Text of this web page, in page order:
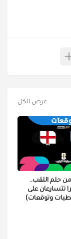
عرض الكل
حلم اللقب..
تتسارعان على
وتوقعات)